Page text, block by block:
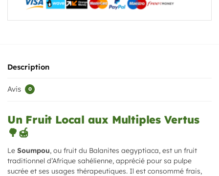
Description
Avis 0
Un Fruit Local aux Multiples Vertus
🌳🍯
Le Soumpou, ou fruit du Balanites aegyptiaca, est un fruit
traditionnel d’Afrique sahélienne, apprécié pour sa pulpe
sucrée et ses usages thérapeutiques. Il est consommé frais,